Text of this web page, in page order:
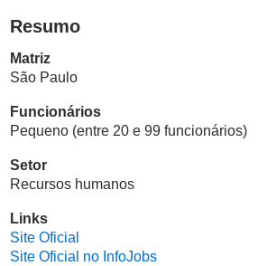
Resumo
Matriz
São Paulo
Funcionários
Pequeno (entre 20 e 99 funcionários)
Setor
Recursos humanos
Links
Site Oficial
Site Oficial no InfoJobs